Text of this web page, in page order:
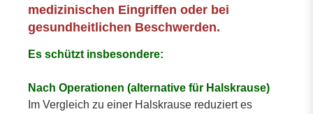
medizinischen Eingriffen oder bei
gesundheitlichen Beschwerden.
Es schützt insbesondere:
Nach Operationen (alternative für Halskrause)
Im Vergleich zu einer Halskrause reduziert es